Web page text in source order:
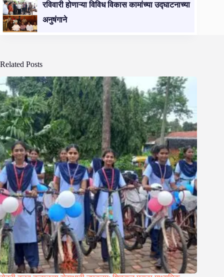
रविवारी होणाऱ्या विविध विकास कामांच्या उद्घाटनाच्या
अनुषंगाने
Related Posts